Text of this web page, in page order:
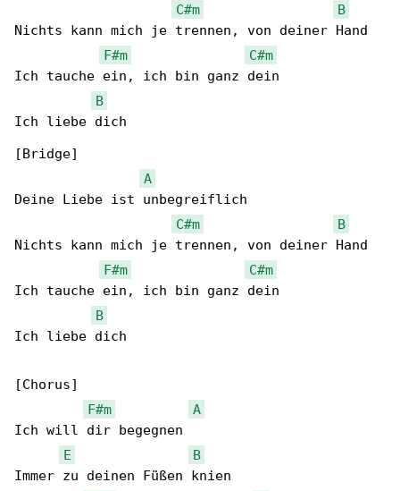
C#m
B
Nichts kann mich je trennen, von deiner Hand
F#m
C#m
Ich tauche ein, ich bin ganz dein
B
Ich liebe dich
[Bridge]
A
Deine Liebe ist unbegreiflich
C#m
B
Nichts kann mich je trennen, von deiner Hand
F#m
C#m
Ich tauche ein, ich bin ganz dein
B
Ich liebe dich
[Chorus]
F#m
A
Ich will dir begegnen
E
B
Immer zu deinen Füßen knien